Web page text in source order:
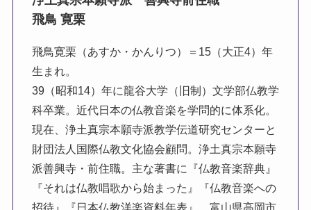
飛鳥 寛栗
飛鳥寛栗（あすか・かんりつ）＝15（大正4）年
生まれ。
39（昭和14）年に龍谷大学（旧制）文学部仏教学
科卒業。近代日本の仏教音楽を学問的に体系化。
現在、浄土真宗本願寺派教学伝道研究センターと
財団法人国際仏教文化協会顧問。浄土真宗本願寺
派善興寺・前住職。主な著書に『仏教音楽辞典』
『それは仏教唱歌から始まった』『仏教音楽への
招待』『日本仏教洋楽資料年表』。富山県高岡市